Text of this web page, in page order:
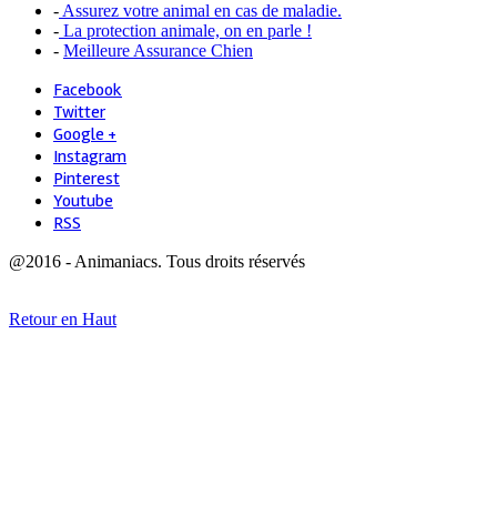
-Assurez votre animal en cas de maladie.
- La protection animale, on en parle !
- Meilleure Assurance Chien
Facebook
Twitter
Google +
Instagram
Pinterest
Youtube
RSS
@2016 - Animaniacs. Tous droits réservés
Retour en Haut